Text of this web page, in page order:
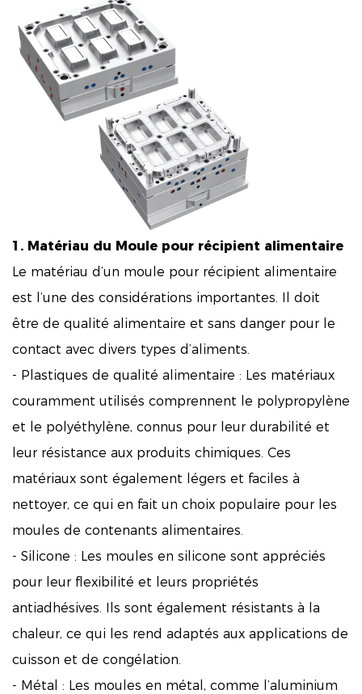
1. Matériau du Moule pour récipient alimentaire
Le matériau d’un moule pour récipient alimentaire
est l’une des considérations importantes. Il doit
être de qualité alimentaire et sans danger pour le
contact avec divers types d’aliments.
- Plastiques de qualité alimentaire : Les matériaux
couramment utilisés comprennent le polypropylène
et le polyéthylène, connus pour leur durabilité et
leur résistance aux produits chimiques. Ces
matériaux sont également légers et faciles à
nettoyer, ce qui en fait un choix populaire pour les
moules de contenants alimentaires.
- Silicone : Les moules en silicone sont appréciés
pour leur flexibilité et leurs propriétés
antiadhésives. Ils sont également résistants à la
chaleur, ce qui les rend adaptés aux applications de
cuisson et de congélation.
- Métal : Les moules en métal, comme l’aluminium